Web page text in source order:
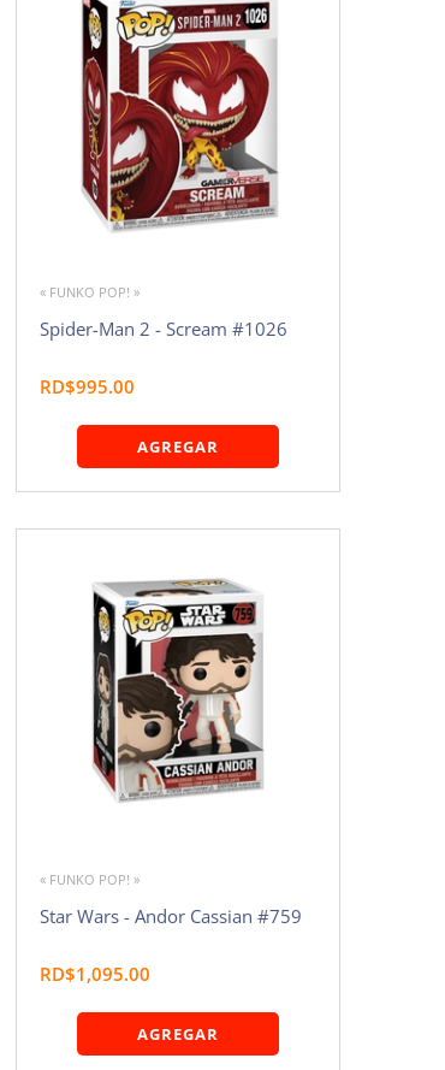
« FUNKO POP! »
Spider-Man 2 - Scream #1026
RD$995.00
AGREGAR
« FUNKO POP! »
Star Wars - Andor Cassian #759
RD$1,095.00
AGREGAR